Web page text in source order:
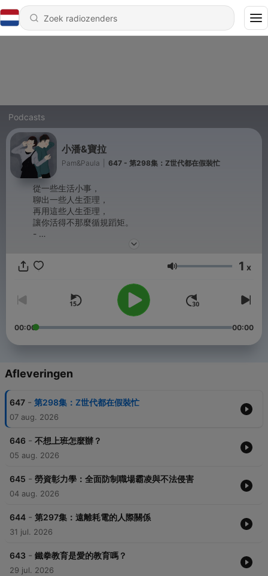
Podcasts
小潘&寶拉
Pam&Paula 647 - 第298集：Z世代都在假裝忙
從一些生活小事，
聊出一些人生歪理，
再用這些人生歪理，
讓你活得不那麼循規蹈矩。
-
商業合作信箱：janejanepp168@gmail.com
寶拉IG：wan715
歡迎自由捐獻：https://open.firstory.me/join/168168
Volume 1 x
00:00 00:00
Afleveringen
647 - 第298集：Z世代都在假裝忙
07 aug. 2026
646 - 不想上班怎麼辦？
05 aug. 2026
645 - 勞資彰力學：全面防制職場霸凌與不法侵害
04 aug. 2026
644 - 第297集：遠離耗電的人際關係
31 jul. 2026
643 - 鐵拳教育是愛的教育嗎？
29 jul. 2026